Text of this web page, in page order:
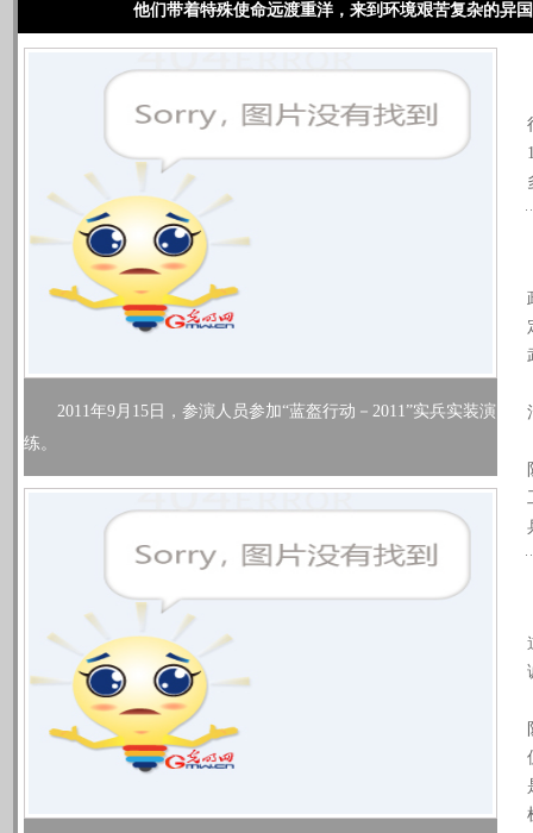
他们带着特殊使命远渡重洋，来到环境艰苦复杂的异
2011年9月15日，参演人员参加“蓝盔行动－2011”实兵实装演
练。